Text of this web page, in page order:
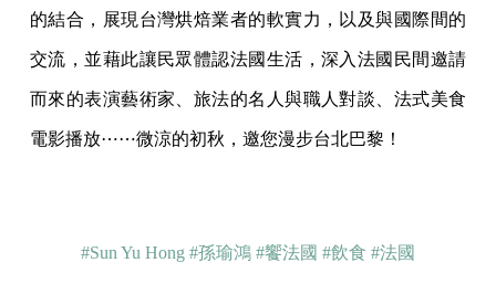
的結合，展現台灣烘焙業者的軟實力，以及與國際間的
交流，並藉此讓民眾體認法國生活，深入法國民間邀請
而來的表演藝術家、旅法的名人與職人對談、法式美食
電影播放⋯⋯微涼的初秋，邀您漫步台北巴黎！
#Sun Yu Hong #孫瑜鴻 #饗法國 #飲食 #法國